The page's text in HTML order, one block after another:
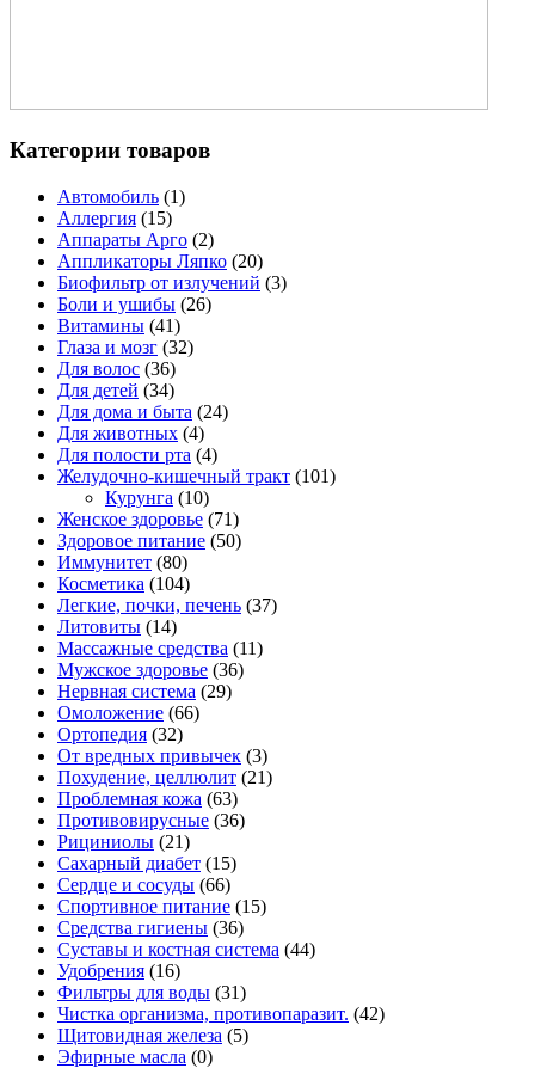
Категории товаров
Автомобиль (1)
Аллергия (15)
Аппараты Арго (2)
Аппликаторы Ляпко (20)
Биофильтр от излучений (3)
Боли и ушибы (26)
Витамины (41)
Глаза и мозг (32)
Для волос (36)
Для детей (34)
Для дома и быта (24)
Для животных (4)
Для полости рта (4)
Желудочно-кишечный тракт (101)
Курунга (10)
Женское здоровье (71)
Здоровое питание (50)
Иммунитет (80)
Косметика (104)
Легкие, почки, печень (37)
Литовиты (14)
Массажные средства (11)
Мужское здоровье (36)
Нервная система (29)
Омоложение (66)
Ортопедия (32)
От вредных привычек (3)
Похудение, целлюлит (21)
Проблемная кожа (63)
Противовирусные (36)
Рициниолы (21)
Сахарный диабет (15)
Сердце и сосуды (66)
Спортивное питание (15)
Средства гигиены (36)
Суставы и костная система (44)
Удобрения (16)
Фильтры для воды (31)
Чистка организма, противопаразит. (42)
Щитовидная железа (5)
Эфирные масла (0)